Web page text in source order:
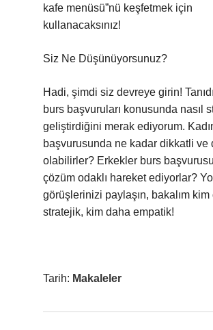
kafe menüsü”nü keşfetmek için
kullanacaksınız!
Siz Ne Düşünüyorsunuz?
Hadi, şimdi siz devreye girin!
burs başvuruları konusunda nasıl
geliştirdiğini merak ediyorum.
başvurusunda ne kadar dikkatli ve
olabilirler? Erkekler burs
çözüm odaklı hareket ediyorlar?
görüşlerinizi paylaşın, bakalım kim
stratejik, kim daha empatik!
Tarih: Makaleler